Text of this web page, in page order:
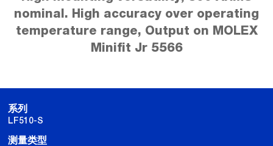
nominal. High accuracy over operating
temperature range, Output on MOLEX
Minifit Jr 5566
系列
LF510-S
测量类型